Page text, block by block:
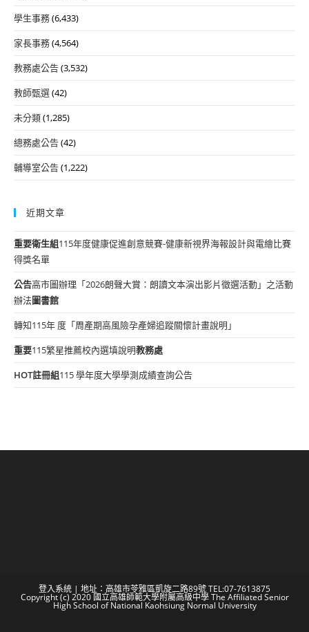
學生事務(6,433)
家長事務(4,564)
教務處公告(3,532)
教師甄選(42)
未分類(1,285)
總務處公告(42)
輔導室公告(1,222)
近期文章
重要衛生組115年度健康促進創意競賽-健康新視界海報設計與電繪比賽
得獎名單
公告高市圖辦理「2026朗聲大賞：朗讀文本演出影片徵選活動」之活動
辦法圖書館
轉知115年 度「周產期高風險孕產婦追蹤關懷計畫說明」
重要115繁星推薦校內選填說明教務處
HOT註冊組115 學年度大學學測成績查詢公告
登入系統 | 地址：高雄市苓雅區凱旋二路89號 TEL:07-7613875
Copyright (c) 2020 國立高雄師範大學附屬高級中學 The Affiliated Senior
High School of National Kaohsiung Normal University